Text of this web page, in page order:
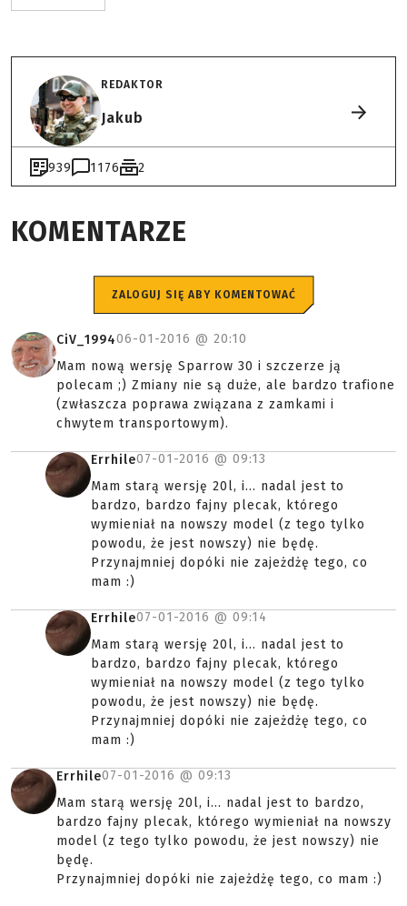
REDAKTOR
Jakub
939 1176 2
KOMENTARZE
ZALOGUJ SIĘ ABY KOMENTOWAĆ
CiV_199406-01-2016 @ 20:10
Mam nową wersję Sparrow 30 i szczerze ją
polecam ;) Zmiany nie są duże, ale bardzo trafione
(zwłaszcza poprawa związana z zamkami i
chwytem transportowym).
Errhile07-01-2016 @ 09:13
Mam starą wersję 20l, i... nadal jest to
bardzo, bardzo fajny plecak, którego
wymieniał na nowszy model (z tego tylko
powodu, że jest nowszy) nie będę.
Przynajmniej dopóki nie zajeżdżę tego, co
mam :)
Errhile07-01-2016 @ 09:14
Mam starą wersję 20l, i... nadal jest to
bardzo, bardzo fajny plecak, którego
wymieniał na nowszy model (z tego tylko
powodu, że jest nowszy) nie będę.
Przynajmniej dopóki nie zajeżdżę tego, co
mam :)
Errhile07-01-2016 @ 09:13
Mam starą wersję 20l, i... nadal jest to bardzo,
bardzo fajny plecak, którego wymieniał na nowszy
model (z tego tylko powodu, że jest nowszy) nie
będę.
Przynajmniej dopóki nie zajeżdżę tego, co mam :)